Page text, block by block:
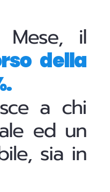
il
della
a chi
ed un
sia in